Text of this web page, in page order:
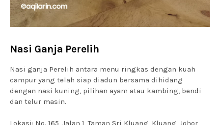
Nasi Ganja Perelih
Nasi ganja Perelih antara menu ringkas dengan kuah
campur yang telah siap diadun bersama dihidang
dengan nasi kuning, pilihan ayam atau kambing, bendi
dan telur masin.
Lokasi: No. 165, Jalan 1, Taman Sri Kluang, Kluang, Johor